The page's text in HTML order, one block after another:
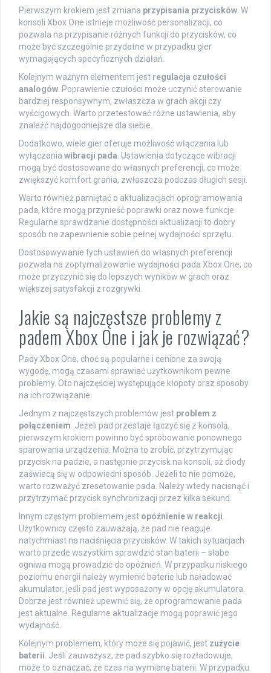
Pierwszym krokiem jest zmiana przypisania przycisków . W
konsoli Xbox One istnieje możliwość personalizacji, co
pozwala na przypisanie różnych funkcji do przycisków, co
może być szczególnie przydatne w przypadku gier
wymagających specyficznych działań.
Kolejnym ważnym elementem jest regulacja czułości
analogów . Poprawienie czułości może uczynić sterowanie
bardziej responsywnym, zwłaszcza w grach akcji czy
wyścigowych. Warto przetestować różne ustawienia, aby
znaleźć najdogodniejsze dla siebie.
Dodatkowo, wiele gier oferuje możliwość włączania lub
wyłączania wibracji pada . Ustawienia dotyczące wibracji
mogą być dostosowane do własnych preferencji, co może
zwiększyć komfort grania, zwłaszcza podczas długich sesji.
Warto również pamiętać o aktualizacjach oprogramowania
pada, które mogą przynieść poprawki oraz nowe funkcje.
Regularne sprawdzanie dostępności aktualizacji to dobry
sposób na zapewnienie sobie pełnej wydajności sprzętu.
Dostosowywanie tych ustawień do własnych preferencji
pozwala na zoptymalizowanie wydajności pada Xbox One, co
może przyczynić się do lepszych wyników w grach oraz
większej satysfakcji z rozgrywki.
Jakie są najczęstsze problemy z
padem Xbox One i jak je rozwiązać?
Pady Xbox One, choć są popularne i cenione za swoją
wygodę, mogą czasami sprawiać użytkownikom pewne
problemy. Oto najczęściej występujące kłopoty oraz sposoby
na ich rozwiązanie.
Jednym z najczęstszych problemów jest problem z
połączeniem . Jeżeli pad przestaje łączyć się z konsolą,
pierwszym krokiem powinno być spróbowanie ponownego
sparowania urządzenia. Można to zrobić, przytrzymując
przycisk na padzie, a następnie przycisk na konsoli, aż diody
zaświecą się w odpowiedni sposób. Jeżeli to nie pomoże,
warto rozważyć zresetowanie pada. Należy wtedy nacisnąć i
przytrzymać przycisk synchronizacji przez kilka sekund.
Innym częstym problemem jest opóźnienie w reakcji
Użytkownicy często zauważają, że pad nie reaguje
natychmiast na naciśnięcia przycisków. W takich sytuacjach
warto przede wszystkim sprawdzić stan baterii – słabe
ogniwa mogą prowadzić do opóźnień. W przypadku niskiego
poziomu energii należy wymienić baterie lub naładować
akumulator, jeśli pad jest wyposażony w opcję akumulatora.
Dobrze jest również upewnić się, że oprogramowanie pada
jest aktualne. Regularne aktualizacje mogą poprawić jego
wydajność.
Kolejnym problemem, który może się pojawić, jest zużycie
baterii . Jeśli zauważysz, że pad szybko się rozładowuje,
może to oznaczać, że czas na wymianę baterii. W przypadku